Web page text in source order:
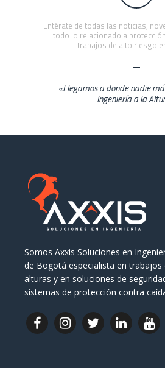
Entérate de todas las noticias,
todo lo relacionado a
trabajos de alto riesgo
«Llegamos a donde nadie
Ingeniería a la
Somos Axxis Soluciones en
de Bogotá especialista en trabajos
alturas y en soluciones de
sistemas de protección contra